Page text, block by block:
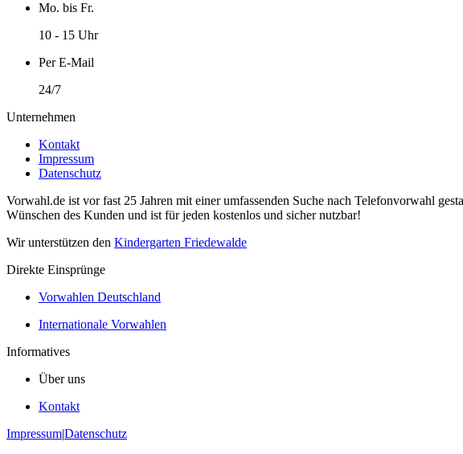
Mo. bis Fr.
10 - 15 Uhr
Per E-Mail
24/7
Unternehmen
Kontakt
Impressum
Datenschutz
Vorwahl.de ist vor fast 25 Jahren mit einer umfassenden Suche nach Telefonvorwahl
Wünschen des Kunden und ist für jeden kostenlos und sicher nutzbar!
Wir unterstützen den Kindergarten Friedewalde
Direkte Einsprünge
Vorwahlen Deutschland
Internationale Vorwahlen
Informatives
Über uns
Kontakt
Impressum|Datenschutz